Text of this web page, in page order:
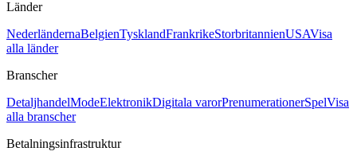
Länder
NederländernaBelgienTysklandFrankrikeStorbritannienUSAVisa
alla länder
Branscher
DetaljhandelModeElektronikDigitala varorPrenumerationerSpelVisa
alla branscher
Betalningsinfrastruktur